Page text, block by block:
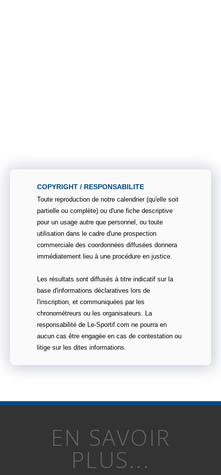
COPYRIGHT / RESPONSABILITE
Toute reproduction de notre calendrier (qu'elle soit
partielle ou complète) ou d'une fiche descriptive
pour un usage autre que personnel, ou toute
utilisation dans le cadre d'une prospection
commerciale des coordonnées diffusées donnera
immédiatement lieu à une procédure en justice.
Les résultats sont diffusés à titre indicatif sur la
base d'informations déclaratives lors de
l'inscription, et communiquées par les
chronométreurs ou les organisateurs. La
responsabilité de Le-Sportif.com ne pourra en
aucun cas être engagée en cas de contestation ou
litige sur les dites informations.
EN SAVOIR
PLUS...